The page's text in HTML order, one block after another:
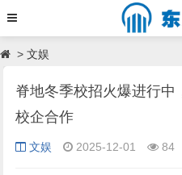
> 文娱
脊地冬季校招火爆进行
校企合作
文娱 2025-12-01 84